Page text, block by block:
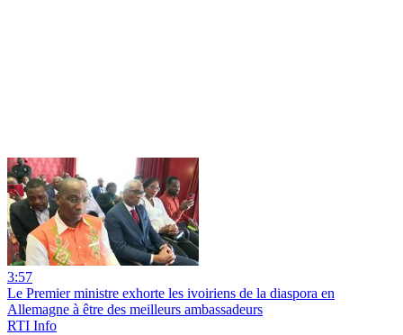
3:57
Le Premier ministre exhorte les ivoiriens de la diaspora en
Allemagne à être des meilleurs ambassadeurs
RTI Info